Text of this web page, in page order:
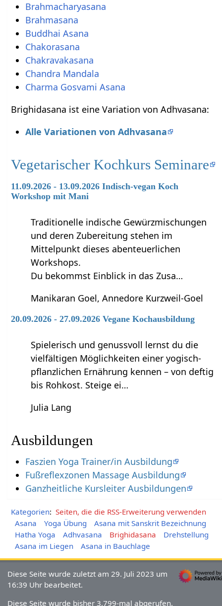
Brahmacharyasana
Brahmasana
Buddhai Asana
Chakorasana
Chakravakasana
Chandra Mandala
Charma Gosvami Asana
Brighidasana ist eine Variation von Adhvasana:
Alle Variationen von Adhvasana
Vegetarischer Kochkurs Seminare
11.09.2026 - 13.09.2026 Indisch-vegan Koch
Workshop mit Mani
Traditionelle indische Gewürzmischungen
und deren Zubereitung stehen im
Mittelpunkt dieses abenteuerlichen
Workshops.
Du bekommst Einblick in das Zusa…
Manikaran Goel, Annedore Kurzweil-Goel
20.09.2026 - 27.09.2026 Vegane Kochausbildung
Spielerisch und genussvoll lernst du die
vielfältigen Möglichkeiten einer yogisch-
pflanzlichen Ernährung kennen – von deftig
bis Rohkost. Steige ei…
Julia Lang
Ausbildungen
Faszien Yoga Trainer/in Ausbildung
Fußreflexzonen Massage Ausbildung
Ganzheitliche Kursleiter Ausbildungen
Kategorien: Seiten, die die RSS-Erweiterung verwenden
Asana
Yoga Übung
Asana mit Sanskrit Bezeichnung
Hatha Yoga
Adhvasana Brighidasana
Drehstellung
Asana im Liegen
Asana in Bauchlage
Diese Seite wurde zuletzt am 29. Juli 2023 um
16:39 Uhr bearbeitet.
Diese Seite wurde bisher 3.799-mal abgerufen.